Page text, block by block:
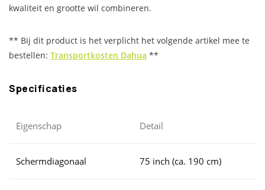
kwaliteit en grootte wil combineren.
** Bij dit product is het verplicht het volgende artikel mee te
bestellen: Transportkosten Dahua **
Specificaties
Eigenschap Detail
Schermdiagonaal 75 inch (ca. 190 cm)